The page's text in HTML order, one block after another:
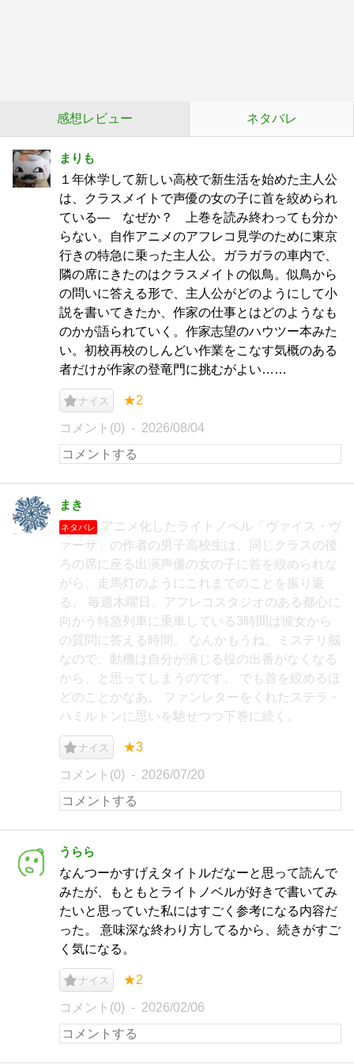
感想レビュー ネタバレ
まりも
１年休学して新しい高校で新生活を始めた主人公
は、クラスメイトで声優の女の子に首を絞められ
ている― なぜか？ 上巻を読み終わっても分か
らない。自作アニメのアフレコ見学のために東京
行きの特急に乗った主人公。ガラガラの車内で、
隣の席にきたのはクラスメイトの似鳥。似鳥から
の問いに答える形で、主人公がどのようにして小
説を書いてきたか、作家の仕事とはどのようなも
のかが語られていく。作家志望のハウツー本みた
い。初校再校のしんどい作業をこなす気概のある
者だけが作家の登竜門に挑むがよい……
ナイス ★2
コメント(0) 2026/08/04
まき
ネタバレ
アニメ化したライトノベル「ヴァイス・ヴ
ァーサ」の作者の男子高校生は、同じクラスの後
ろの席に座る出演声優の女の子に首を絞められな
がら、走馬灯のようにこれまでのことを振り返
る。 毎週木曜日、アフレコスタジオのある都心に
向かう特急列車に乗車している3時間は彼女から
の質問に答える時間。 なんかもうね、ミステリ脳
なので、動機は自分が演じる役の出番がなくなる
から、と思ってしまうのです。 でも首を絞めるほ
どのことかなあ。 ファンレターをくれたステラ・
ハミルトンに思いを馳せつつ下巻に続く。
ナイス ★3
コメント(0) 2026/07/20
うらら
なんつーかすげえタイトルだなーと思って読んで
みたが、もともとライトノベルが好きで書いてみ
たいと思っていた私にはすごく参考になる内容だ
った。 意味深な終わり方してるから、続きがすご
く気になる。
ナイス ★2
コメント(0) 2026/02/06